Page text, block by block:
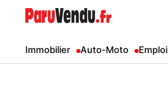
Immobilier Auto-Moto Emploi